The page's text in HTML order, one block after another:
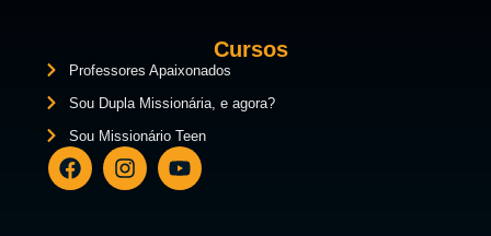
Cursos
Professores Apaixonados
Sou Dupla Missionária, e agora?
Sou Missionário Teen